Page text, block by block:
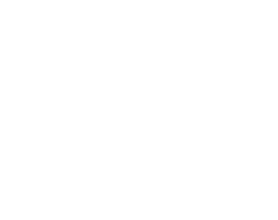
marketing cross-canal et
marketing et d'analyses
renseignements
que le temps nécessaire.
intentionnellement
mineurs de moins de 16
de 16 ans, vous ne pouvez
services sans le